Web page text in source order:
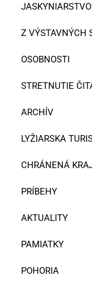
JASKYNIARSTVO
Z VÝSTAVNÝCH
OSOBNOSTI
STRETNUTIE
ARCHÍV
LYŽIARSKA
CHRÁNENÁ
PRÍBEHY
AKTUALITY
PAMIATKY
POHORIA